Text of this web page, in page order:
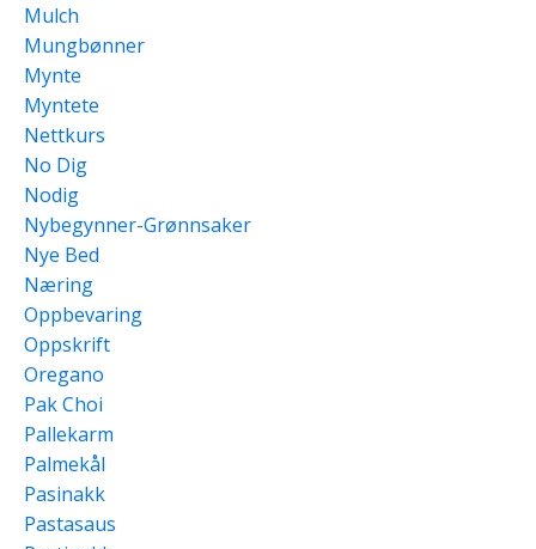
Mulch
Mungbønner
Mynte
Myntete
Nettkurs
No Dig
Nodig
Nybegynner-Grønnsaker
Nye Bed
Næring
Oppbevaring
Oppskrift
Oregano
Pak Choi
Pallekarm
Palmekål
Pasinakk
Pastasaus